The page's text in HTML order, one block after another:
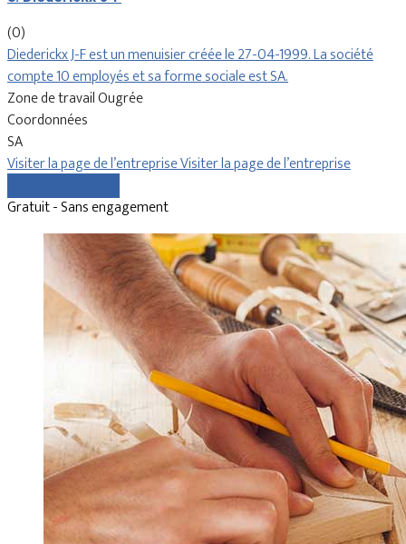
(0)
Diederickx J-F est un menuisier créée le 27-04-1999. La société
compte 10 employés et sa forme sociale est SA.
Zone de travail Ougrée
Coordonnées
SA
Visiter la page de l’entrepriseVisiter la page de l’entreprise
Gratuit - Sans engagement